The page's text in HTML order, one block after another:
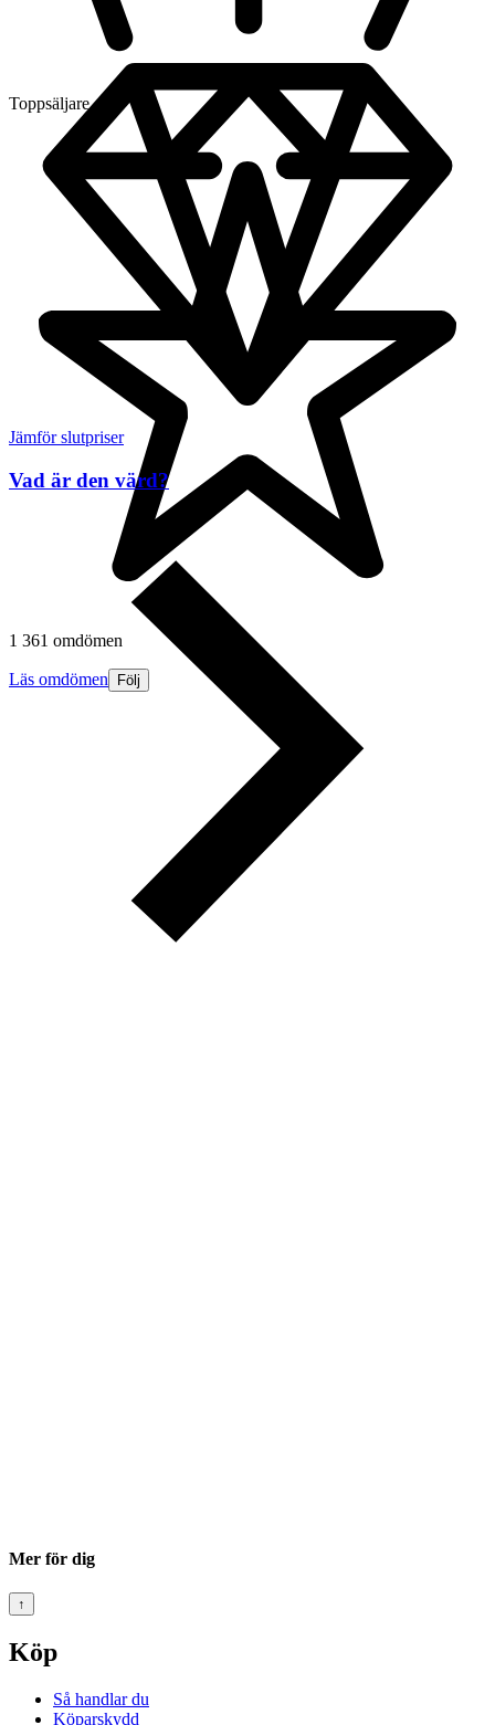
Toppsäljare
1 361 omdömen
Läs omdömen Följ
Jämför slutpriser
Vad är den värd?
Mer för dig
↑
Köp
Så handlar du
Köparskydd